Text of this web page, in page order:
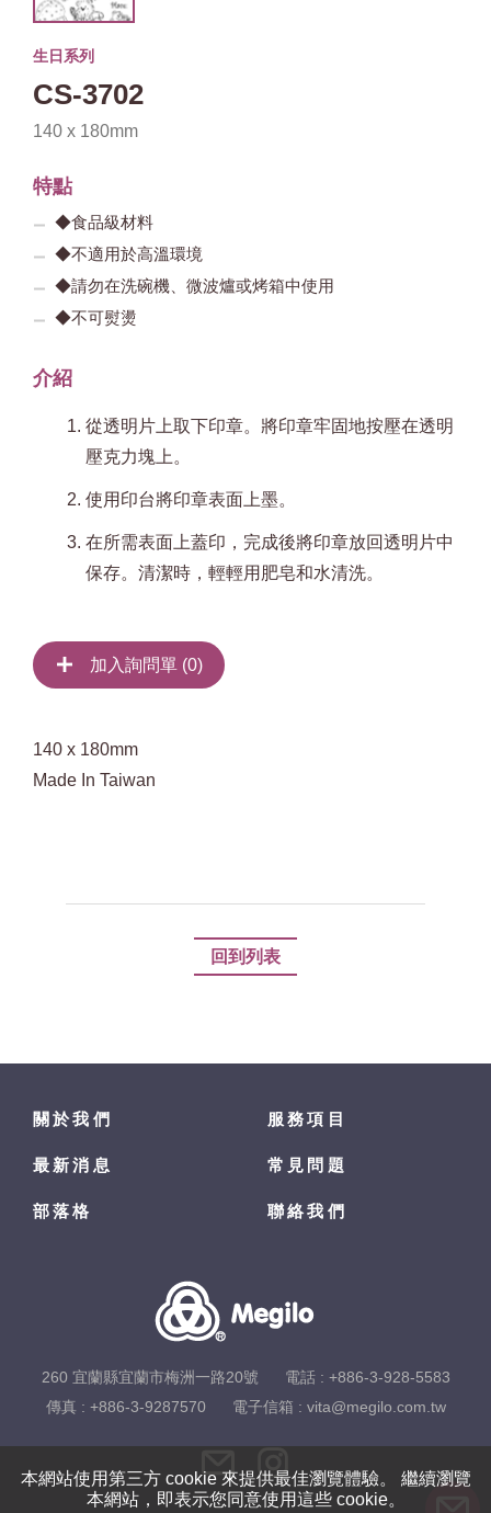
生日系列
CS-3702
140 x 180mm
特點
◆食品級材料
◆不適用於高溫環境
◆請勿在洗碗機、微波爐或烤箱中使用
◆不可熨燙
介紹
從透明片上取下印章。將印章牢固地按壓在透明
壓克力塊上。
使用印台將印章表面上墨。
在所需表面上蓋印，完成後將印章放回透明片中
保存。清潔時，輕輕用肥皂和水清洗。
加入詢問單 (0)
140 x 180mm
Made In Taiwan
回到列表
本網站使用第三方 cookie 來提供最佳瀏覽體驗。 繼續瀏覽
本網站，即表示您同意使用這些 cookie。
關於我們 服務項目
最新消息 常見問題
部落格 聯絡我們
260 宜蘭縣宜蘭市梅洲一路20號 電話 : +886-3-928-5583
傳真 : +886-3-9287570
電子信箱 : vita@megilo.com.tw